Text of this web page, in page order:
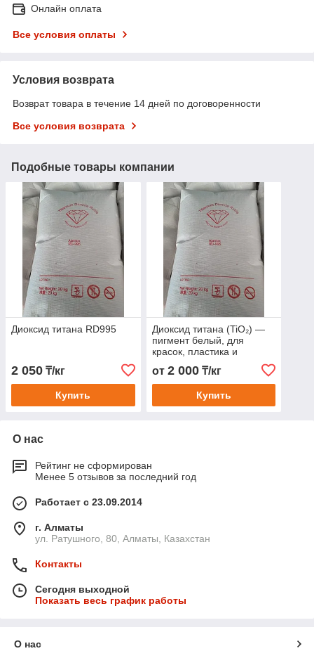
Онлайн оплата
Все условия оплаты
Условия возврата
Возврат товара в течение 14 дней по договоренности
Все условия возврата
Подобные товары компании
Диоксид титана RD995
2 050 ₸/кг
Купить
Диоксид титана (TiO₂) —
пигмент белый, для
красок, пластика и
от 2 000₸/кг
Купить
О нас
Рейтинг не сформирован
Менее 5 отзывов за последний год
Работает с 23.09.2014
г. Алматы
ул. Ратушного, 80, Алматы, Казахстан
Контакты
Сегодня выходной
Показать весь график работы
О нас